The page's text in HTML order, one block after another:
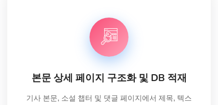
본문 상세 페이지 구조화 및 DB 적재
기사 본문, 소설 챕터 및 댓글 페이지에서 제목, 텍스